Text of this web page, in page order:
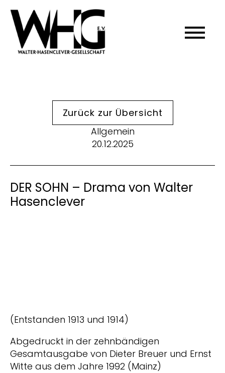
Zurück zur Übersicht
Allgemein
20.12.2025
DER SOHN – Drama von Walter
Hasenclever
(Entstanden 1913 und 1914)
Abgedruckt in der zehnbändigen
Gesamtausgabe von Dieter Breuer und Ernst
Witte aus dem Jahre 1992 (Mainz)